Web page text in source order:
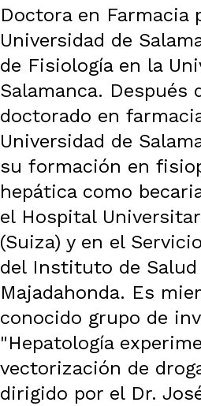
Doctora en Farmacia
Universidad de
de Fisiología en la
Salamanca. Después
doctorado en
Universidad de
su formación en
hepática como
el Hospital
(Suiza) y en el
del Instituto de
Majadahonda. Es
conocido grupo de
"Hepatología
vectorización de
dirigido por el Dr.